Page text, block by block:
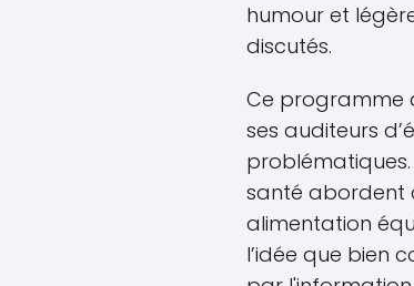
humour et
discutés.
Ce programme
ses auditeurs
santé abordent
alimentation
l’idée que bien